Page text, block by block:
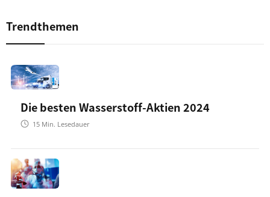
Trendthemen
Die besten Wasserstoff-Aktien 2024
15 Min. Lesedauer